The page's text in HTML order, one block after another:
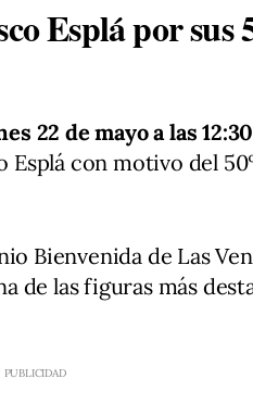
Esplá por sus
22 de mayo a las
con motivo del
Bienvenida de Las
de las figuras más